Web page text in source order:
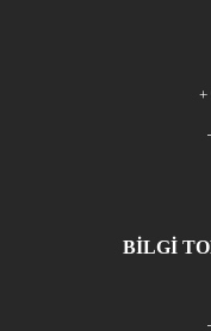
+
BİLGİ